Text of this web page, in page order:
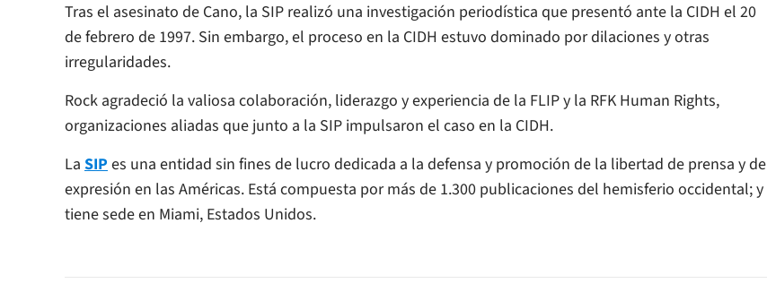
Tras el asesinato de Cano, la SIP realizó una investigación periodística que presentó ante la CIDH el 20
de febrero de 1997. Sin embargo, el proceso en la CIDH estuvo dominado por dilaciones y otras
irregularidades.
Rock agradeció la valiosa colaboración, liderazgo y experiencia de la FLIP y la RFK Human Rights,
organizaciones aliadas que junto a la SIP impulsaron el caso en la CIDH.
La SIPes una entidad sin fines de lucro dedicada a la defensa y promoción de la libertad de prensa y de
expresión en las Américas. Está compuesta por más de 1.300 publicaciones del hemisferio occidental; y
tiene sede en Miami, Estados Unidos.